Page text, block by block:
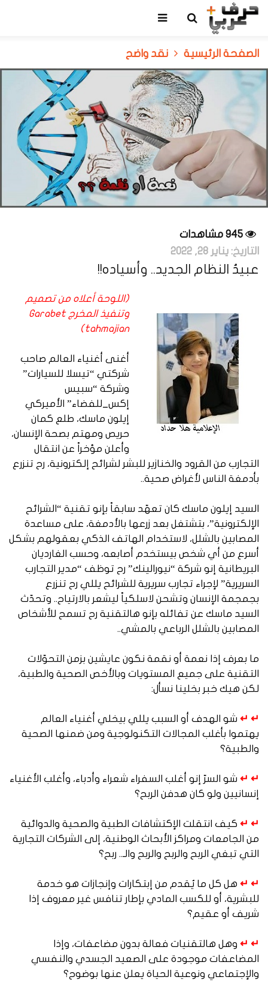
الصفحة الرئيسية نقد واضح
التاريخ: يناير 28, 2022
عبيدُ النظام الجديد.. وأسياده!!
(اللوحة أعلاه من تصميم
وتنفيذ المخرج Garabet
tahmajian)
أغنى أغنياء العالم صاحب
شركتي “تيسلا للسيارات”
وشركة “سبيس
إكس_للفضاء” الأميركي
إيلون ماسك، طلع كمان
حريص ومهتم بصحة الإنسان،
وأعلن مؤخراً عن انتقال
التجارب من القرود والخنازير للبشر لشرائح إلكترونية، رح تنزرع
بأدمغة الناس لأغراض صحية..
السيد إيلون ماسك كان تعهّد سابقاً بإنو تقنية “الشرائح
الإلكترونية”، بتشتغل بعد زرعها بالأدمغة، على مساعدة
المصابين بالشلل، لاستخدام الهاتف الذكي بعقولهم بشكل
أسرع من أي شخص بيستخدم أصابعه، وحسب الغارديان
البريطانية إنو شركة “نيورالينك” رح توظف “مدير التجارب
السريرية” لإجراء تجارب سريرية للشرائح يللي رح تنزرع
بجمجمة الإنسان وتشحن لاسلكياً ليشعر بالارتياح.. وتحدّث
السيد ماسك عن تفائله بإنو هالتقنية رح تسمح للأشخاص
المصابين بالشلل الرباعي بالمشي..
ما بعرف إذا نعمة أو نقمة نكون عايشين بزمن التحوّلات
التقنية على جميع المستويات وبالأخص الصحية والطبية،
لكن هيك خبر بخلينا نسأل:
↵ ↵ شو الهدف أو السبب يللي بيخلي أغنياء العالم
يهتموا بأغلب المجالات التكنولوجية ومن ضمنها الصحية
والطبية؟
↵ ↵ شو السرّ إنو أغلب السفراء شعراء وأدباء، وأغلب الأغنياء
إنسانيين ولو كان هدفن الربح؟
↵ ↵ كيف انتقلت الإكتشافات الطبية والصحية والدوائية
من الجامعات ومراكز الأبحاث الوطنية، إلى الشركات التجارية
التي تبغي الربح والربح والربح والـ.. ربح؟
↵ ↵ هل كل ما يُقدم من إبتكارات وإنجازات هو خدمة
للبشرية، أو للكسب المادي بإطار تنافس غير معروف إذا
شريف أو عقيم؟
↵ ↵ وهل هالتقنيات فعالة بدون مضاعفات، وإذا
المضاعفات موجودة على الصعيد الجسدي والنفسي
والإجتماعي ونوعية الحياة يعلن عنها بوضوح؟